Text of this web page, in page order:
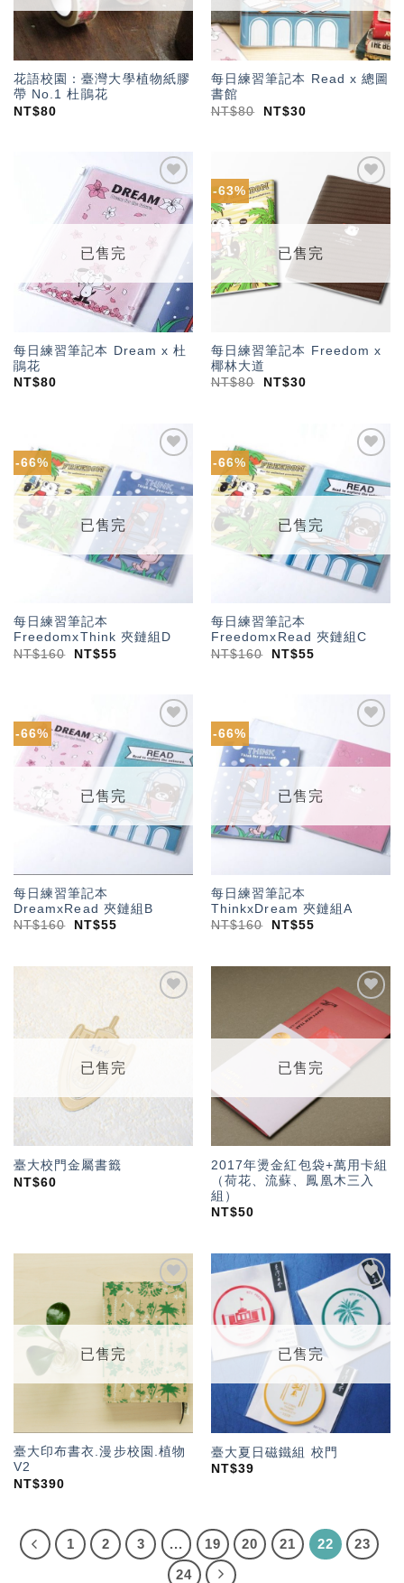
花語校園：臺灣大學植物紙膠
帶 No.1 杜鵑花
NT$80
每日練習筆記本 Read x 總圖
書館
NT$80 NT$30
加入
「願
望輕
已售完
每日練習筆記本 Dream x 杜
鵑花
NT$80
-63%
「願
望輕
已售完
每日練習筆記本 Freedom x
椰林大道
NT$80 NT$30
-66%
「願
望輕
已售完
每日練習筆記本
FreedomxThink 夾鏈組D
NT$160 NT$55
-66%
「願
望輕
單」
已售完
每日練習筆記本
FreedomxRead 夾鏈組C
NT$160 NT$55
-66%
加入
「願
望輕
已售完
每日練習筆記本
DreamxRead 夾鏈組B
NT$160 NT$55
-66%
「願
望輕
已售完
每日練習筆記本
ThinkxDream 夾鏈組A
NT$160 NT$55
望輕
已售完
臺大校門金屬書籤
NT$60
加入
「願
望輕
單」
已售完
2017年燙金紅包袋+萬用卡組
（荷花、流蘇、鳳凰木三入
組）
NT$50
加入
「願
望輕
單」
已售完
臺大印布書衣.漫步校園.植物
V2
NT$390
加入
「願
望輕
單」
已售完
臺大夏日磁鐵組 校門
NT$39
1 2 3 ... 19 20 21 22
23
24